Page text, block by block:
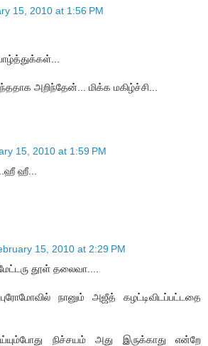
15, 2010 at 1:56 PM
அறிந்தேன்... மிக்க மகிழ்ச்சி...
15, 2010 at 1:59 PM
ஹீ...
15, 2010 at 2:29 PM
தூள் தலைவா....
நானும் அஜீத் கழட்டிவிடப்பட்டதை
நிச்சயம் அது இருக்காது என்றே